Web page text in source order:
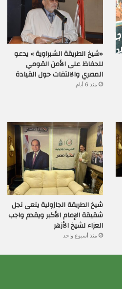
«شيخ الطريقة الشبراوية » يدعو
للحفاظ على الأمن القومي
المصري والالتفات حول القيادة
منذ 6 أيام
شيخ الطريقة الجازولية ينعى نجل
شقيقة الإمام الأكبر ويقدم واجب
العزاء لشيخ الأزهر
منذ أسبوع واحد